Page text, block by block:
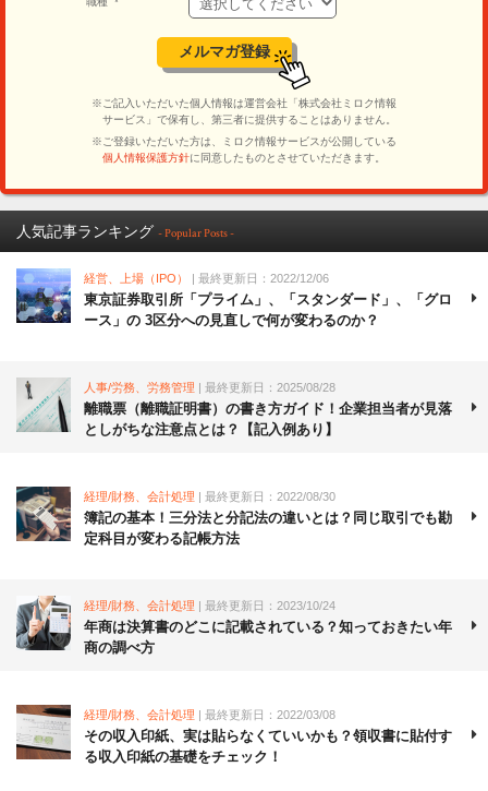
人気記事ランキング - Popular Posts -
経営、上場（IPO） | 最終更新日：2022/12/06
東京証券取引所「プライム」、「スタンダード」、「グロ
ース」の 3区分への見直しで何が変わるのか？
人事/労務、労務管理 | 最終更新日：2025/08/28
離職票（離職証明書）の書き方ガイド！企業担当者が見落
としがちな注意点とは？【記入例あり】
経理/財務、会計処理 | 最終更新日：2022/08/30
簿記の基本！三分法と分記法の違いとは？同じ取引でも勘
定科目が変わる記帳方法
経理/財務、会計処理 | 最終更新日：2023/10/24
年商は決算書のどこに記載されている？知っておきたい年
商の調べ方
経理/財務、会計処理 | 最終更新日：2022/03/08
その収入印紙、実は貼らなくていいかも？領収書に貼付す
る収入印紙の基礎をチェック！